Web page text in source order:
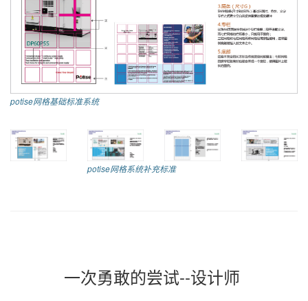
potise网格基础标准系统
potise网格系统补充标准
一次勇敢的尝试--设计师